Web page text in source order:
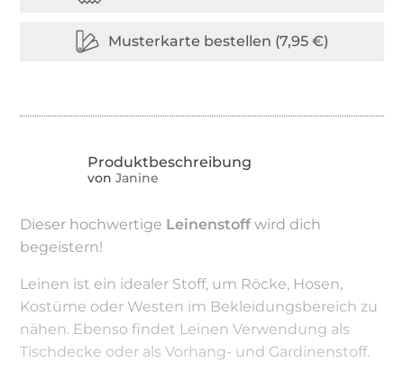
von Janine
Dieser hochwertige Leinenstoff wird dich
begeistern!
Leinen ist ein idealer Stoff, um Röcke, Hosen,
Kostüme oder Westen im Bekleidungsbereich zu
nähen. Ebenso findet Leinen Verwendung als
Tischdecke oder als Vorhang- und Gardinenstoff.